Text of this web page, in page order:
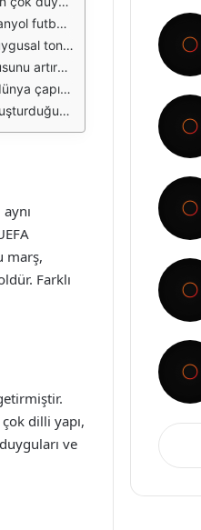
katılım gösterirler.
ifade etme fırsatı bulurlar.
gösterir.
sahnesinde önemli bir etki yaratır.
ortaya koymaktadır.
marş,
Farklı
dilli yapı,
ve